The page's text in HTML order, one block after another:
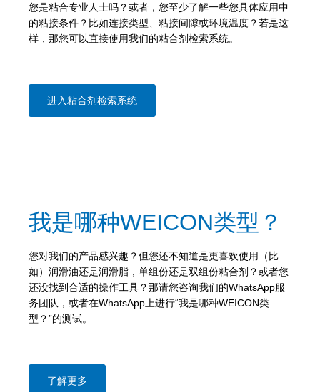
您是粘合专业人士吗？或者，您至少了解一些您具体应用中
的粘接条件？比如连接类型、粘接间隙或环境温度？若是这
样，那您可以直接使用我们的粘合剂检索系统。
进入粘合剂检索系统
我是哪种WEICON类型？
您对我们的产品感兴趣？但您还不知道是更喜欢使用（比
如）润滑油还是润滑脂，单组份还是双组份粘合剂？或者您
还没找到合适的操作工具？那请您咨询我们的WhatsApp服
务团队，或者在WhatsApp上进行“我是哪种WEICON类
型？”的测试。
了解更多